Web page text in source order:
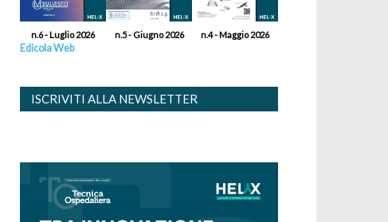
n.6 - Luglio 2026 n.5 - Giugno 2026 n.4 - Maggio 2026
Edicola Web
ISCRIVITI ALLA NEWSLETTER